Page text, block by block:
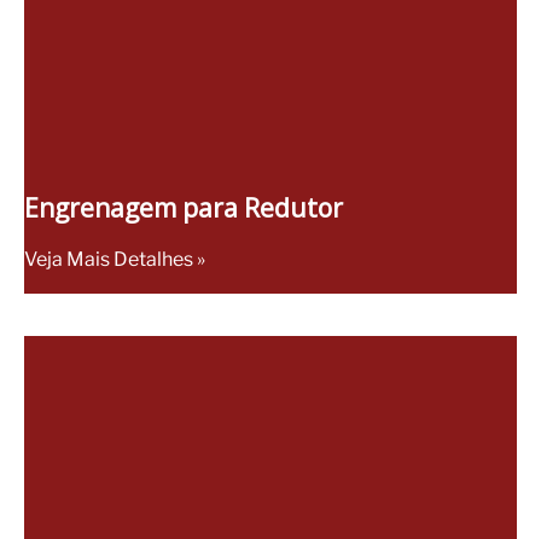
Engrenagem para Redutor
Veja Mais Detalhes »